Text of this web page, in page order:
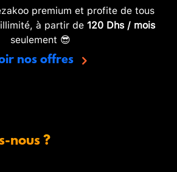
premium et profite de tous
à partir de 120 Dhs / mois
seulement 😎
nos offres
nous ?